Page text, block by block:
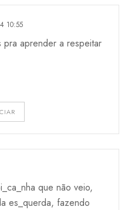
10:55
pra aprender a respeitar
que não veio,
es_querda, fazendo